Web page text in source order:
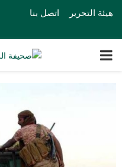
هيئة التحرير اتصل بنا
PRIMARY